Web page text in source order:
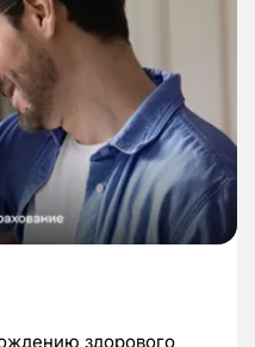
здорового